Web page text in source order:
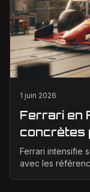
1 juin 2026
Ferrari en
concrètes
technique
Ferrari intensifie
avec les